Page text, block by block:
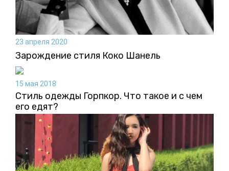
23 апреля 2020
Зарождение стиля Коко Шанель
15 мая 2018
Стиль одежды Горпкор. Что такое и с чем
его едят?